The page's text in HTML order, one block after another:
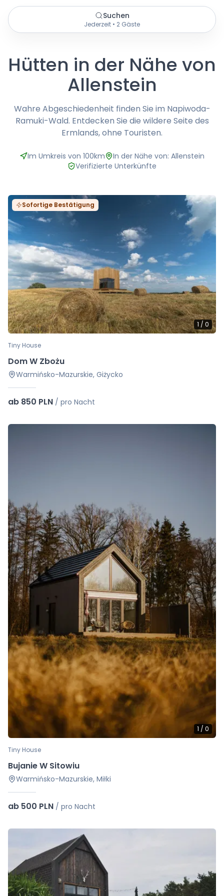
Suchen
Jederzeit • 2 Gäste
Hütten in der Nähe von
Allenstein
Wahre Abgeschiedenheit finden Sie im Napiwoda-
Ramuki-Wald. Entdecken Sie die wildere Seite des
Ermlands, ohne Touristen.
Im Umkreis von 100km
In der Nähe von: Allenstein
Verifizierte Unterkünfte
Sofortige Bestätigung
1 / 0
Tiny House
Dom W Zbożu
Warmińsko-Mazurskie, Giżycko
ab 850 PLN / pro Nacht
1 / 0
Tiny House
Bujanie W Sitowiu
Warmińsko-Mazurskie, Miłki
ab 500 PLN / pro Nacht